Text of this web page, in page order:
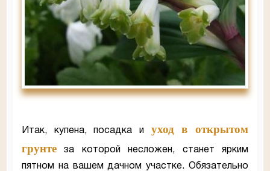
Итак, купена, посадка и уход в открытом
грунте за которой несложен, станет ярким
пятном на вашем дачном участке. Обязательно